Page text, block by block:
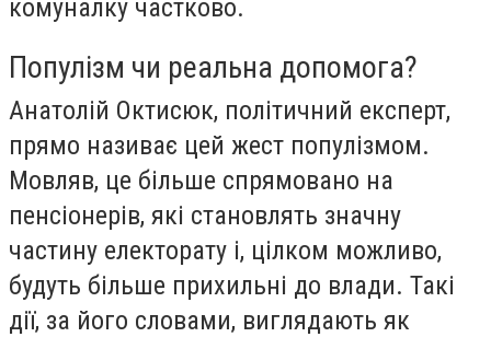
комуналку частково.
Популізм чи реальна допомога?
Анатолій Октисюк, політичний експерт,
прямо називає цей жест популізмом.
Мовляв, це більше спрямовано на
пенсіонерів, які становлять значну
частину електорату і, цілком можливо,
будуть більше прихильні до влади. Такі
дії, за його словами, виглядають як